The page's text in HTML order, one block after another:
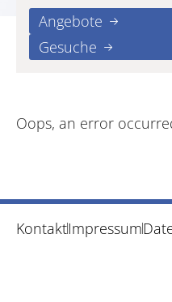
Angebote
Gesuche
Oops, an error
KontaktImpressum